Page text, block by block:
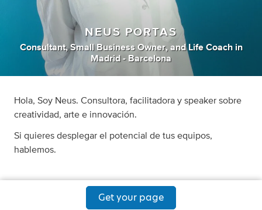
NEUS PORTAS
Consultant, Small Business Owner, and Life Coach in
Madrid - Barcelona
Hola, Soy Neus. Consultora, facilitadora y speaker sobre
creatividad, arte e innovación.
Si quieres desplegar el potencial de tus equipos,
hablemos.
Get your page